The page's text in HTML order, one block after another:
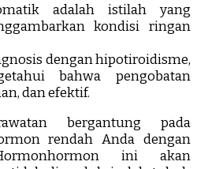
adalah istilah yang
kondisi ringan
dengan hipotiroidisme,
bahwa pengobatan
dan efektif.
bergantung pada
rendah Anda dengan
ini akan